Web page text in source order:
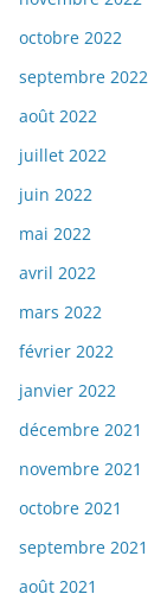
octobre 2022
septembre 2022
août 2022
juillet 2022
juin 2022
mai 2022
avril 2022
mars 2022
février 2022
janvier 2022
décembre 2021
novembre 2021
octobre 2021
septembre 2021
août 2021